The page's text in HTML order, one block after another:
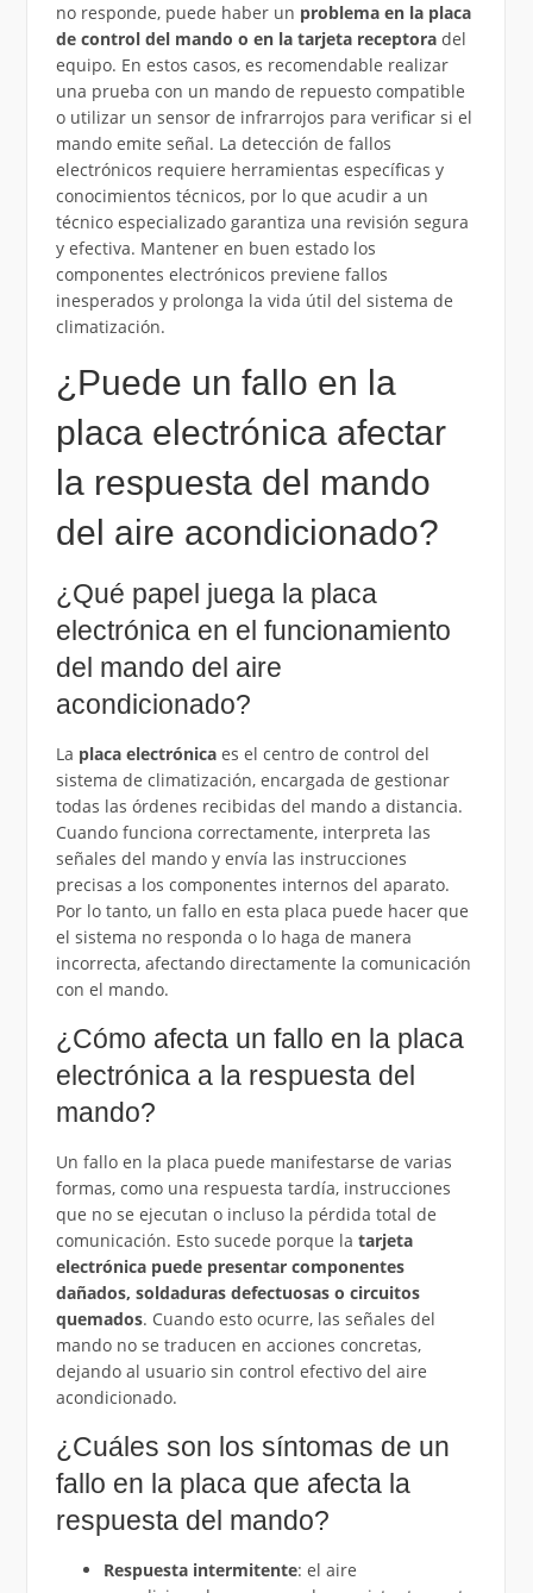
no responde, puede haber un problema en la placa
de control del mando o en la tarjeta receptoradel
equipo. En estos casos, es recomendable realizar
una prueba con un mando de repuesto compatible
o utilizar un sensor de infrarrojos para verificar si el
mando emite señal. La detección de fallos
electrónicos requiere herramientas específicas y
conocimientos técnicos, por lo que acudir a un
técnico especializado garantiza una revisión segura
y efectiva. Mantener en buen estado los
componentes electrónicos previene fallos
inesperados y prolonga la vida útil del sistema de
climatización.
¿Puede un fallo en la
placa electrónica afectar
la respuesta del mando
del aire acondicionado?
¿Qué papel juega la placa
electrónica en el funcionamiento
del mando del aire
acondicionado?
La placa electrónicaes el centro de control del
sistema de climatización, encargada de gestionar
todas las órdenes recibidas del mando a distancia.
Cuando funciona correctamente, interpreta las
señales del mando y envía las instrucciones
precisas a los componentes internos del aparato.
Por lo tanto, un fallo en esta placa puede hacer que
el sistema no responda o lo haga de manera
incorrecta, afectando directamente la comunicación
con el mando.
¿Cómo afecta un fallo en la placa
electrónica a la respuesta del
mando?
Un fallo en la placa puede manifestarse de varias
formas, como una respuesta tardía, instrucciones
que no se ejecutan o incluso la pérdida total de
comunicación. Esto sucede porque la tarjeta
electrónica puede presentar componentes
dañados, soldaduras defectuosas o circuitos
quemados. Cuando esto ocurre, las señales del
mando no se traducen en acciones concretas,
dejando al usuario sin control efectivo del aire
acondicionado.
¿Cuáles son los síntomas de un
fallo en la placa que afecta la
respuesta del mando?
Respuesta intermitente: el aire